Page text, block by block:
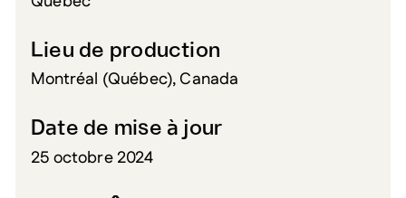
Lieu de production
Montréal (Québec), Canada
Date de mise à jour
25 octobre 2024